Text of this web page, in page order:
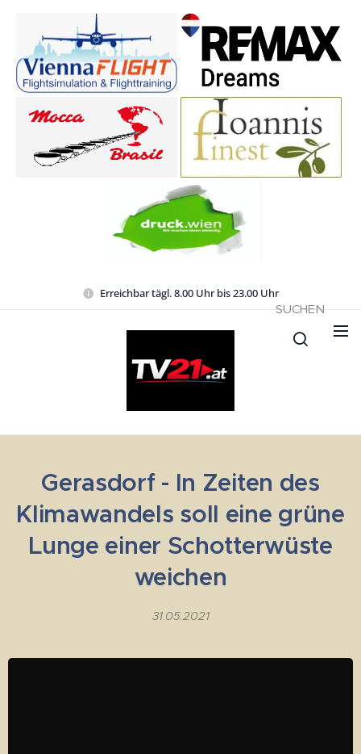
Erreichbar tägl. 8.00 Uhr bis 23.00 Uhr
SUCHEN
Gerasdorf - In Zeiten des
Klimawandels soll eine grüne
Lunge einer Schotterwüste
weichen
31.05.2021